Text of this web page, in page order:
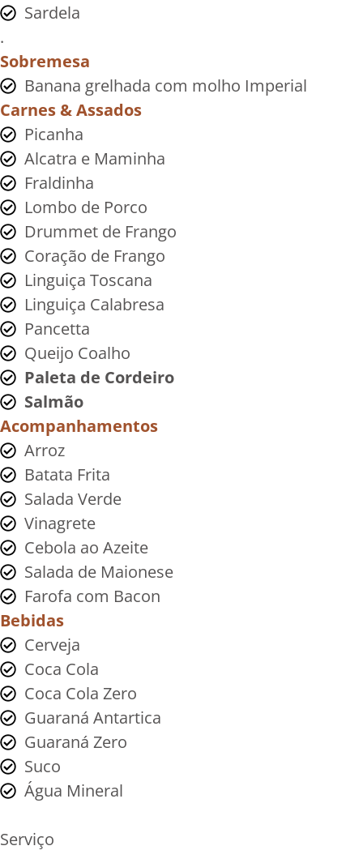
Sardela
.
Sobremesa
Banana grelhada com molho Imperial
Carnes & Assados
Picanha
Alcatra e Maminha
Fraldinha
Lombo de Porco
Drummet de Frango
Coração de Frango
Linguiça Toscana
Linguiça Calabresa
Pancetta
Queijo Coalho
Paleta de Cordeiro
Salmão
Acompanhamentos
Arroz
Batata Frita
Salada Verde
Vinagrete
Cebola ao Azeite
Salada de Maionese
Farofa com Bacon
Bebidas
Cerveja
Coca Cola
Coca Cola Zero
Guaraná Antartica
Guaraná Zero
Suco
Água Mineral
Serviço